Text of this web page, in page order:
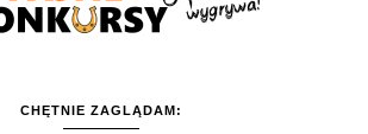
CHĘTNIE ZAGLĄDAM: